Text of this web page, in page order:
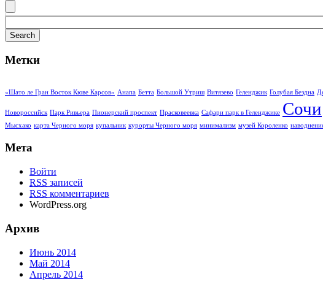
Метки
«Шато ле Гран Восток Кюве Карсов» Анапа Бетта Большой Утриш Витязево Геленджик Голубая Бездна
Новороссийск Парк Ривьера Пионерский проспект Прасковеевка Сафари парк в Геленджике Сочи
Мысхако карта Черного моря купальник курорты Черного моря минимализм музей Короленко
Мета
Войти
RSS записей
RSS комментариев
WordPress.org
Архив
Июнь 2014
Май 2014
Апрель 2014